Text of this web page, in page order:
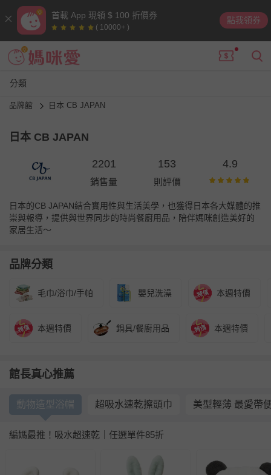
首載 App 現領 $ 100 折價券
( 10000+ )
點我領券
分類
品牌館 日本 CB JAPAN
日本 CB JAPAN
2201
銷售量
153
則評價
4.9
日本的CB JAPAN結合實用性與生活美學，也獲得日本各大媒體的推
崇與報導，提供與世界同步的時尚餐廚用品，陪伴媽咪創造美好的
家居生活～
品牌分類
毛巾/浴巾/手帕 嬰兒洗澡 本週特價
本週特價 鍋具/餐廚用品 本週特價
館長真心推薦
動物造型浴帽 超吸水速乾擦頭巾 美型輕薄 最愛帶
編媽最推！吸水超速乾｜任選單件85折